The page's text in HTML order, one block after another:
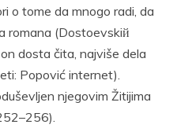
o tome da mnogo radi, da
romana (Dostoevskiй
dosta čita, najviše dela
Popović internet).
njegovim Žitijima